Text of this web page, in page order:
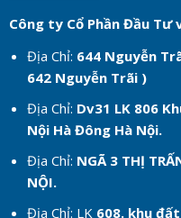
Công ty Cổ Phần Đầu Tư
Địa Chỉ: 644 Nguyễn
642 Nguyễn Trãi )
Địa Chỉ: Dv31 LK 806
Nội Hà Đông Hà Nội.
Địa Chỉ: NGÃ 3 THỊ
NỘI.
Địa Chỉ: LK 608. khu